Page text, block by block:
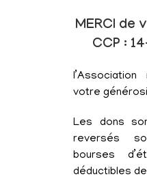
MERCI de
CCP :
votre
Les dons
reversés
bourses
déductibles